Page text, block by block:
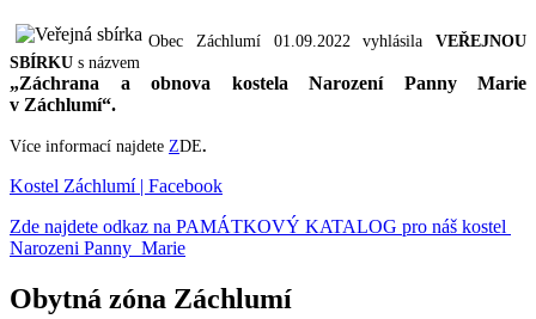
Obec Záchlumí 01.09.2022 vyhlásila VEŘEJNOU
SBÍRKU s názvem
„Záchrana a obnova kostela Narození Panny Marie
v Záchlumí“.
Více informací najdete ZDE.
Kostel Záchlumí | Facebook
Zde najdete odkaz na PAMÁTKOVÝ KATALOG pro náš kostel
Narozeni Panny Marie
Obytná zóna Záchlumí